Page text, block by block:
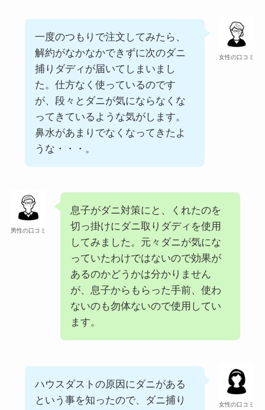
女性の口コミ
一度のつもりで注文してみたら、
解約がなかなかできずに次のダニ
捕りダディが届いてしまいまし
た。仕方なく使っているのです
が、段々とダニが気にならなくな
ってきているような気がします。
鼻水があまりでなくなってきたよ
うな・・・。
男性の口コミ
息子がダニ対策にと、くれたのを
切っ掛けにダニ取りダディを使用
してみました。元々ダニが気にな
っていたわけではないので効果が
あるのかどうかは分かりません
が、息子からもらった手前、使わ
ないのも勿体ないので使用してい
ます。
女性の口コミ
ハウスダストの原因にダニがある
という事を知ったので、ダニ捕り